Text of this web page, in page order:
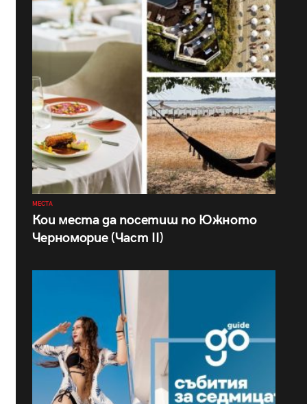
МЕСТА
Кои места да посетиш по Южното
Черноморие (Част II)